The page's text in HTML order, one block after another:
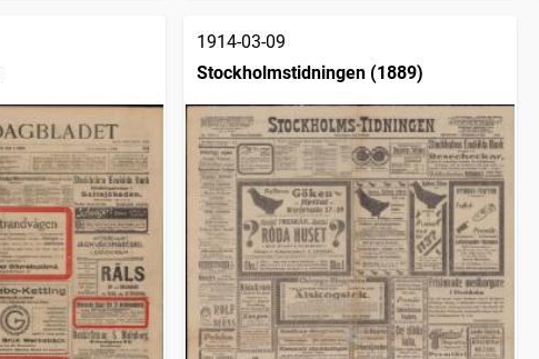
1914-03-09
Stockholmstidningen (1889)